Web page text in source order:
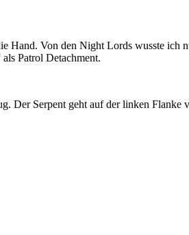
Hand. Von den Night Lords wusste ich
Patrol Detachment.
Der Serpent geht auf der linken Flanke